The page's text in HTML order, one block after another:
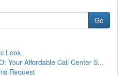
Go
Look
Your Affordable Call Center S...
Request